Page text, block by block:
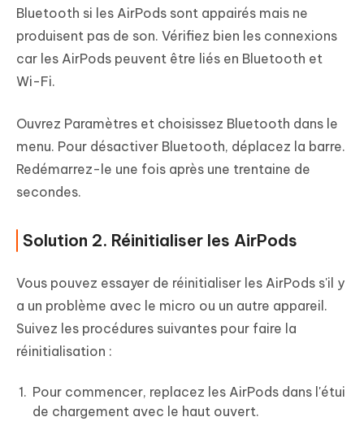
Bluetooth si les AirPods sont appairés mais ne
produisent pas de son. Vérifiez bien les connexions
car les AirPods peuvent être liés en Bluetooth et
Wi-Fi.
Ouvrez Paramètres et choisissez Bluetooth dans le
menu. Pour désactiver Bluetooth, déplacez la barre.
Redémarrez-le une fois après une trentaine de
secondes.
Solution 2. Réinitialiser les AirPods
Vous pouvez essayer de réinitialiser les AirPods s'il y
a un problème avec le micro ou un autre appareil.
Suivez les procédures suivantes pour faire la
réinitialisation :
Pour commencer, replacez les AirPods dans l'étui
de chargement avec le haut ouvert.